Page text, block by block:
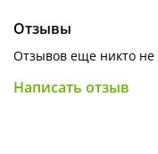
Укрепление стеблей
Подвязка
Отзывы
Отзывов еще никто не
Написать отзыв